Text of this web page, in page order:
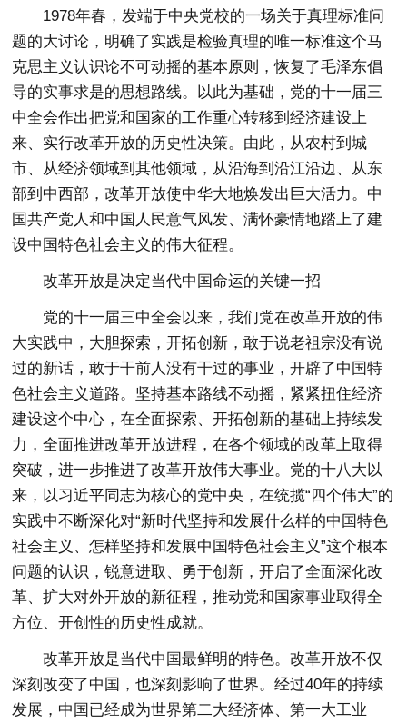
1978年春，发端于中央党校的一场关于真理标准问
题的大讨论，明确了实践是检验真理的唯一标准这个马
克思主义认识论不可动摇的基本原则，恢复了毛泽东倡
导的实事求是的思想路线。以此为基础，党的十一届三
中全会作出把党和国家的工作重心转移到经济建设上
来、实行改革开放的历史性决策。由此，从农村到城
市、从经济领域到其他领域，从沿海到沿江沿边、从东
部到中西部，改革开放使中华大地焕发出巨大活力。中
国共产党人和中国人民意气风发、满怀豪情地踏上了建
设中国特色社会主义的伟大征程。
改革开放是决定当代中国命运的关键一招
党的十一届三中全会以来，我们党在改革开放的伟
大实践中，大胆探索，开拓创新，敢于说老祖宗没有说
过的新话，敢于干前人没有干过的事业，开辟了中国特
色社会主义道路。坚持基本路线不动摇，紧紧扭住经济
建设这个中心，在全面探索、开拓创新的基础上持续发
力，全面推进改革开放进程，在各个领域的改革上取得
突破，进一步推进了改革开放伟大事业。党的十八大以
来，以习近平同志为核心的党中央，在统揽“四个伟大”的
实践中不断深化对“新时代坚持和发展什么样的中国特色
社会主义、怎样坚持和发展中国特色社会主义”这个根本
问题的认识，锐意进取、勇于创新，开启了全面深化改
革、扩大对外开放的新征程，推动党和国家事业取得全
方位、开创性的历史性成就。
改革开放是当代中国最鲜明的特色。改革开放不仅
深刻改变了中国，也深刻影响了世界。经过40年的持续
发展，中国已经成为世界第二大经济体、第一大工业